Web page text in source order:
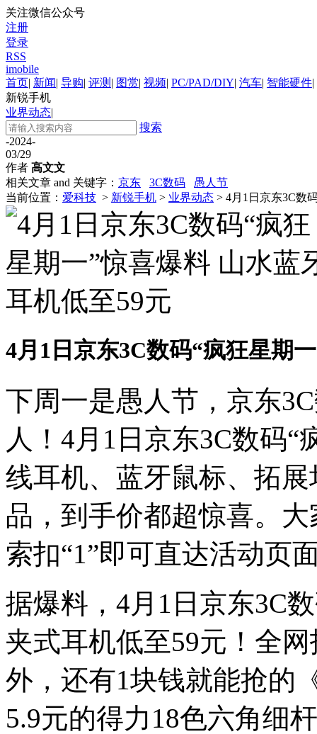
关注微信公众号
注册
登录
RSS
imobile
首页| 新闻| 导购| 评测 | 图赏| 视频| PC/PAD/DIY| 汽车| 智能硬件|
新锐手机
业界动态|
搜索
-2024-
03/29
作者 高文文
相关文章 and 关键字： 京东 3C数码
愚人节
当前位置： 爱科技 > 新锐手机 > 业界动态 > 4月1日京东3C数
4月1日京东3C数码“疯狂星期
下周一是愚人节，京东
人！4月1日京东3C数码
线耳机、蓝牙鼠标、拓
品，到手价都超惊喜。
索扣“1”即可直达活动页
据爆料，4月1日京东3C
夹式耳机低至59元！全
外，还有1块钱就能抢的
5.9元的得力18色六角细